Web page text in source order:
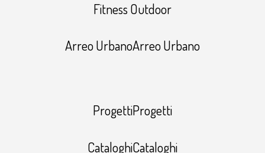
Fitness Outdoor
Arreo UrbanoArreo Urbano
ProgettiProgetti
CataloghiCataloghi